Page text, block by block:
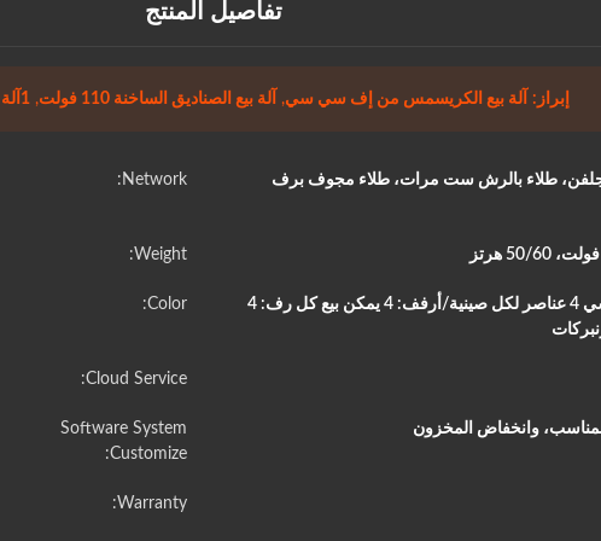
تفاصيل المنتج
إبراز: آلة بيع الكريسمس من إف سي سي, آلة بيع الصناديق الساخنة 110 فولت , 1آلة بيع الصناديق الساخنة
طلاء بالرش ست مرات، طلاء مجوف برف
Network:
Weight:
عدد الأرفف/الصينية: قياسي 4 عناصر لكل صينية/أرفف: 4 يمكن بيع كل رف: 4
Color:
Cloud Service:
وانخفاض المخزون
Software System
Customize:
Warranty: